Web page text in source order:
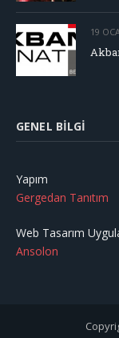
19
GENEL BILGI
Yapım
Gergedan Tanıtım
Web Tasarım
Ansolon